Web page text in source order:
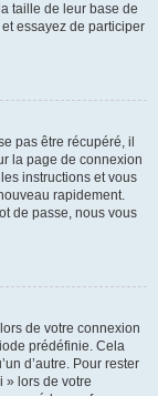
taille de leur base de
essayez de participer
pas être récupéré, il
la page de connexion
instructions et vous
rapidement.
de passe, nous vous
de votre connexion
prédéfinie. Cela
d’autre. Pour rester
» lors de votre